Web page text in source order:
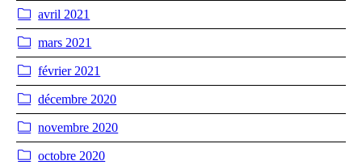
avril 2021
mars 2021
février 2021
décembre 2020
novembre 2020
octobre 2020